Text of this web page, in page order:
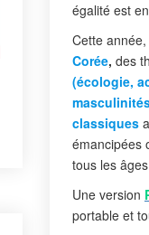
égalité est
Cette année,
Corée, des
(écologie,
classiques
émancipées
tous les
Une version
portable et